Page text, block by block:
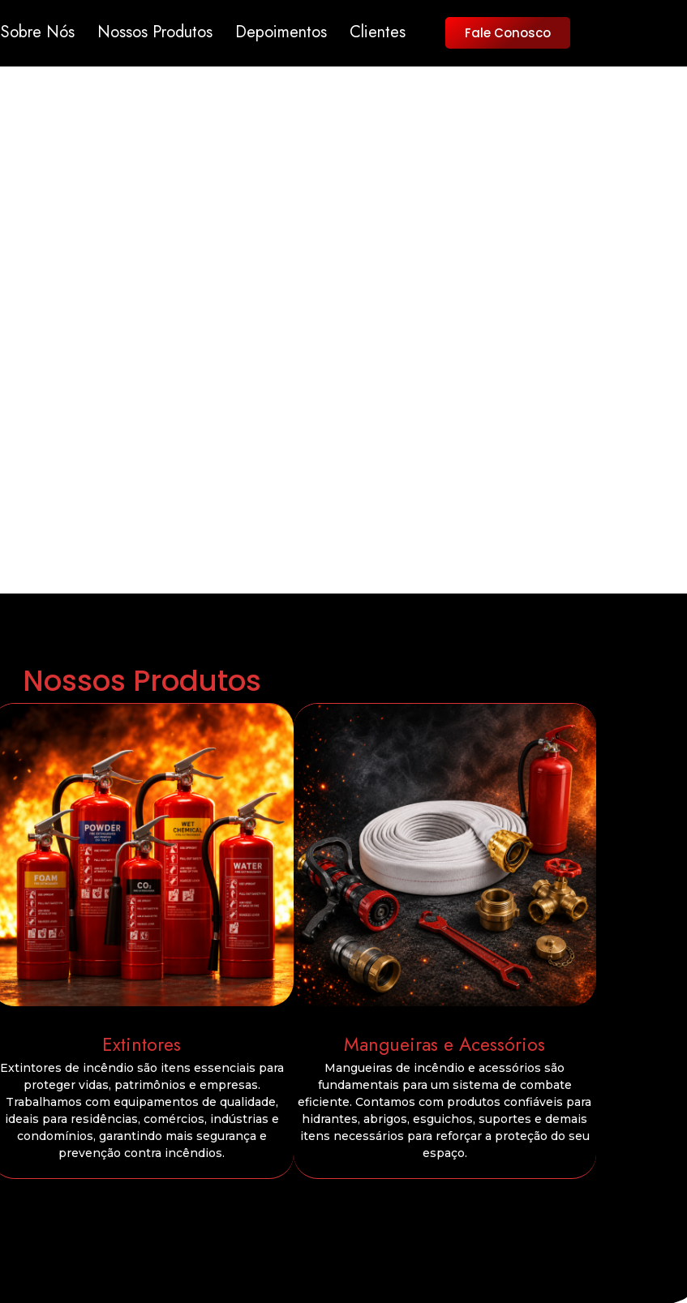
Sobre Nós Nossos Produtos Depoimentos Clientes Fale Conosco
Nossos Produtos
Extintores
Extintores de incêndio são itens essenciais para
proteger vidas, patrimônios e empresas.
Trabalhamos com equipamentos de qualidade,
ideais para residências, comércios, indústrias e
condomínios, garantindo mais segurança e
prevenção contra incêndios.
Mangueiras e Acessórios
Mangueiras de incêndio e acessórios são
fundamentais para um sistema de combate
eficiente. Contamos com produtos confiáveis para
hidrantes, abrigos, esguichos, suportes e demais
itens necessários para reforçar a proteção do seu
espaço.